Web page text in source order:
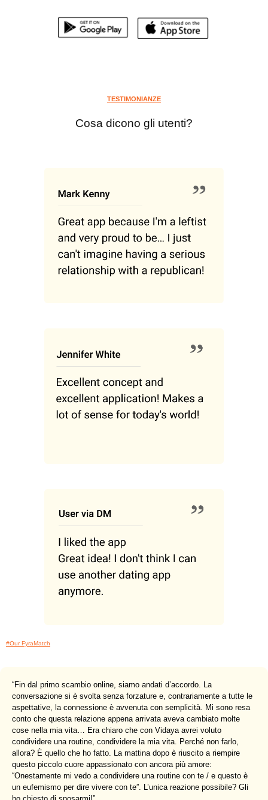
TESTIMONIANZE
Cosa dicono gli utenti?
#Our FyraMatch
“Fin dal primo scambio online, siamo andati d’accordo. La
conversazione si è svolta senza forzature e, contrariamente a tutte le
aspettative, la connessione è avvenuta con semplicità. Mi sono resa
conto che questa relazione appena arrivata aveva cambiato molte
cose nella mia vita… Era chiaro che con Vidaya avrei voluto
condividere una routine, condividere la mia vita. Perché non farlo,
allora? È quello che ho fatto. La mattina dopo è riuscito a riempire
questo piccolo cuore appassionato con ancora più amore:
“Onestamente mi vedo a condividere una routine con te / e questo è
un eufemismo per dire vivere con te”. L’unica reazione possibile? Gli